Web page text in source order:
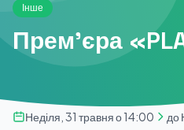
Інше
Премʼєра
Неділя, 31 травня о 14:00
до